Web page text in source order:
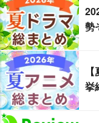
勢
挙